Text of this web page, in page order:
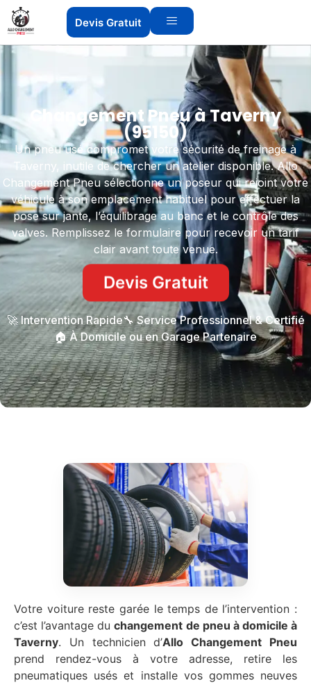
Devis Gratuit
Changement Pneu à Taverny
(95150)
Un pneu usé compromet votre sécurité de freinage à
Taverny, inutile de chercher un atelier disponible. Allo
Changement Pneu sélectionne un poseur qui rejoint votre
véhicule à son emplacement habituel pour effectuer la
pose sur jante, l’équilibrage au banc et le contrôle des
valves. Remplissez le formulaire pour recevoir un tarif
clair avant toute venue.
Devis Gratuit
🚀 Intervention Rapide🔧 Service Professionnel & Certifié
🏠 À Domicile ou en Garage Partenaire
Votre voiture reste garée le temps de l’intervention :
c’est l’avantage duchangement de pneu à domicile à
Taverny. Un technicien d’Allo Changement Pneu
prend rendez-vous à votre adresse, retire les
pneumatiques usés et installe vos gommes neuves